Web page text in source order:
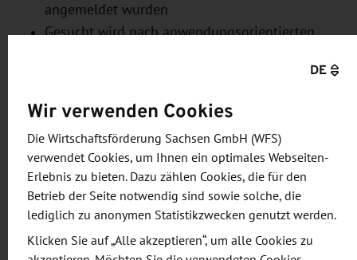
angemeldet wurden
Gesucht wird nach anwendungsorientierten
unterstützen, die einen relevanten Beitrag zu
Wirtschaft und Gesellschaft leisten können
Wer kann sich bewerben?
Wissenschaftler aus Universitäten und
außeruniversitären Einrichtungen
DE
Wir verwenden Cookies
Die Wirtschaftsförderung Sachsen GmbH (WFS)
verwendet Cookies, um Ihnen ein optimales Webseiten-
Erlebnis zu bieten. Dazu zählen Cookies, die für den
Betrieb der Seite notwendig sind sowie solche, die
lediglich zu anonymen Statistikzwecken genutzt werden.
Klicken Sie auf „Alle akzeptieren“, um alle Cookies zu